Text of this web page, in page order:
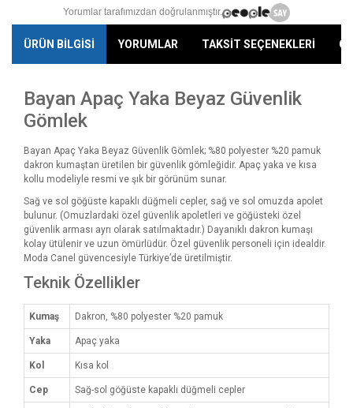
Yorumlar tarafımızdan doğrulanmıştır.
ÜRÜN BİLGİSİ YORUMLAR TAKSİT SEÇENEKLERİ
Bayan Apaç Yaka Beyaz Güvenlik
Gömlek
Bayan Apaç Yaka Beyaz Güvenlik Gömlek; %80 polyester %20 pamuk
dakron kumaştan üretilen bir güvenlik gömleğidir. Apaç yaka ve kısa
kollu modeliyle resmi ve şık bir görünüm sunar.
Sağ ve sol göğüste kapaklı düğmeli cepler, sağ ve sol omuzda apolet
bulunur. (Omuzlardaki özel güvenlik apoletleri ve göğüsteki özel
güvenlik arması ayrı olarak satılmaktadır.) Dayanıklı dakron kumaşı
kolay ütülenir ve uzun ömürlüdür. Özel güvenlik personeli için idealdir.
Moda Canel güvencesiyle Türkiye’de üretilmiştir.
Teknik Özellikler
Kumaş Dakron, %80 polyester %20 pamuk
Yaka Apaç yaka
Kol Kısa kol
Cep Sağ-sol göğüste kapaklı düğmeli cepler